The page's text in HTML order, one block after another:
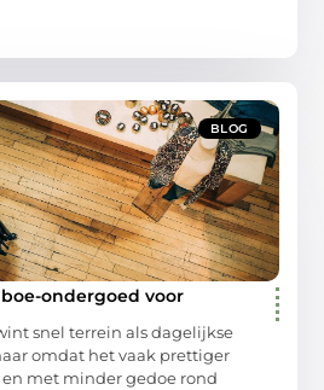
BLOG
ondergoed voor
snel terrein als dagelijkse
omdat het vaak prettiger
en met minder gedoe rond